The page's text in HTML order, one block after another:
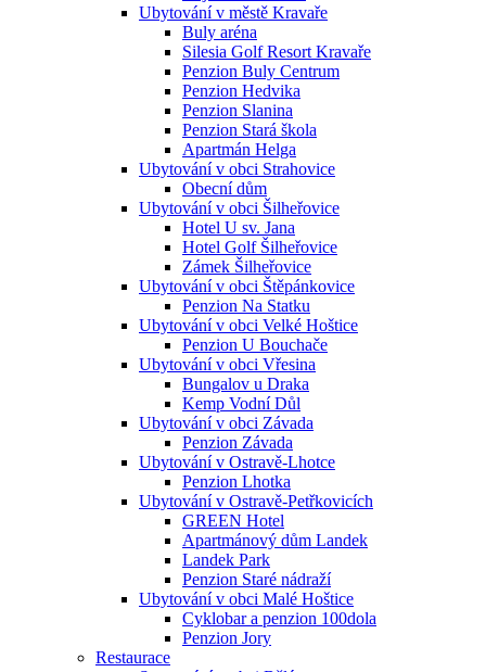
Ubytování v městě Kravaře
Buly aréna
Silesia Golf Resort Kravaře
Penzion Buly Centrum
Penzion Hedvika
Penzion Slanina
Penzion Stará škola
Apartmán Helga
Ubytování v obci Strahovice
Obecní dům
Ubytování v obci Šilheřovice
Hotel U sv. Jana
Hotel Golf Šilheřovice
Zámek Šilheřovice
Ubytování v obci Štěpánkovice
Penzion Na Statku
Ubytování v obci Velké Hoštice
Penzion U Bouchače
Ubytování v obci Vřesina
Bungalov u Draka
Kemp Vodní Důl
Ubytování v obci Závada
Penzion Závada
Ubytování v Ostravě-Lhotce
Penzion Lhotka
Ubytování v Ostravě-Petřkovicích
GREEN Hotel
Apartmánový dům Landek
Landek Park
Penzion Staré nádraží
Ubytování v obci Malé Hoštice
Cyklobar a penzion 100dola
Penzion Jory
Restaurace